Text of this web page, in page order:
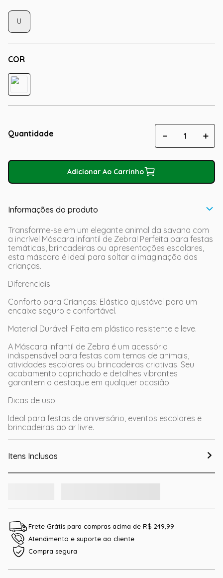
COR
U
Quantidade ＋
－
Adicionar Ao Carrinho
Informações do produto
Transforme-se em um elegante animal da savana com
a incrível Máscara Infantil de Zebra! Perfeita para festas
temáticas, brincadeiras ou apresentações escolares,
esta máscara é ideal para soltar a imaginação das
crianças.
Diferenciais
Conforto para Crianças: Elástico ajustável para um
encaixe seguro e confortável.
Material Durável: Feita em plástico resistente e leve.
A Máscara Infantil de Zebra é um acessório
indispensável para festas com temas de animais,
atividades escolares ou brincadeiras criativas. Seu
acabamento caprichado e detalhes vibrantes
garantem o destaque em qualquer ocasião.
Dicas de uso:
Ideal para festas de aniversário, eventos escolares e
brincadeiras ao ar livre.
Itens Inclusos
Frete Grátis para compras acima de R$ 249,99
Atendimento e suporte ao cliente
Compra segura